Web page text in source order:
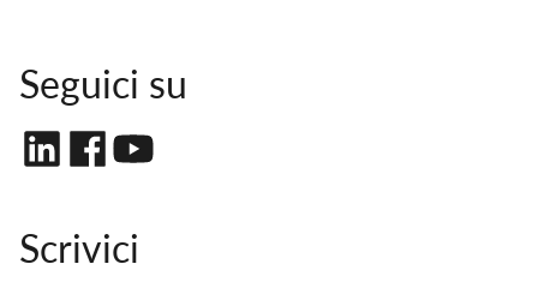
Seguici su
Scrivici